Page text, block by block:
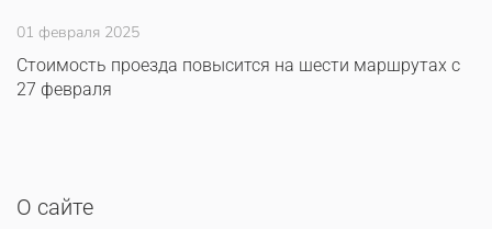
01 февраля 2025
Стоимость проезда повысится на шести маршрутах с
27 февраля
О сайте